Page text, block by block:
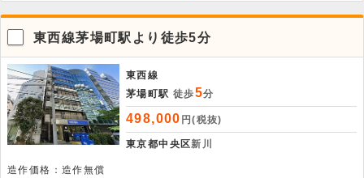
東西線茅場町駅より徒歩5分
東西線
茅場町駅 徒歩5分
498,000 円(税抜)
東京都中央区新川
造作価格：造作無償